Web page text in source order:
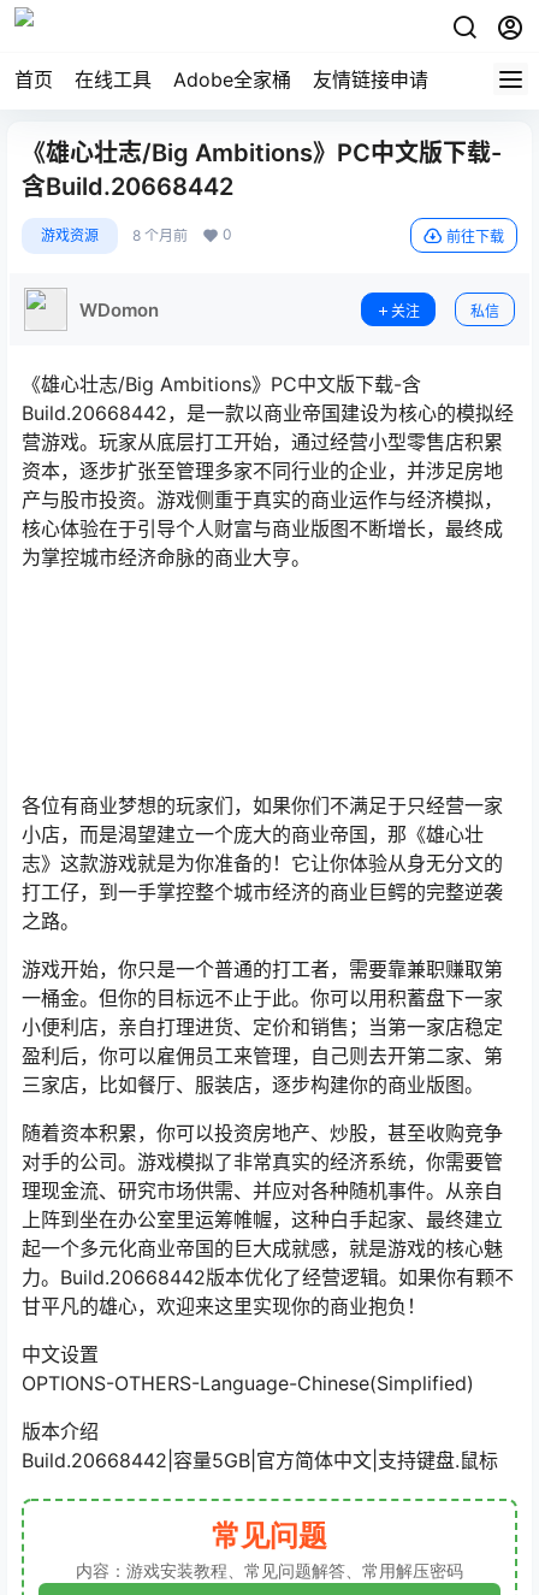
首页 在线工具 Adobe全家桶 友情链接申请
《雄心壮志/Big Ambitions》PC中文版下载-
含Build.20668442
游戏资源 8 个月前 0 前往下载
WDomon 关注 私信
《雄心壮志/Big Ambitions》PC中文版下载-含
Build.20668442，是一款以商业帝国建设为核心的模拟经
营游戏。玩家从底层打工开始，通过经营小型零售店积累
资本，逐步扩张至管理多家不同行业的企业，并涉足房地
产与股市投资。游戏侧重于真实的商业运作与经济模拟，
核心体验在于引导个人财富与商业版图不断增长，最终成
为掌控城市经济命脉的商业大亨。
各位有商业梦想的玩家们，如果你们不满足于只经营一家
小店，而是渴望建立一个庞大的商业帝国，那《雄心壮
志》这款游戏就是为你准备的！它让你体验从身无分文的
打工仔，到一手掌控整个城市经济的商业巨鳄的完整逆袭
之路。
游戏开始，你只是一个普通的打工者，需要靠兼职赚取第
一桶金。但你的目标远不止于此。你可以用积蓄盘下一家
小便利店，亲自打理进货、定价和销售；当第一家店稳定
盈利后，你可以雇佣员工来管理，自己则去开第二家、第
三家店，比如餐厅、服装店，逐步构建你的商业版图。
随着资本积累，你可以投资房地产、炒股，甚至收购竞争
对手的公司。游戏模拟了非常真实的经济系统，你需要管
理现金流、研究市场供需、并应对各种随机事件。从亲自
上阵到坐在办公室里运筹帷幄，这种白手起家、最终建立
起一个多元化商业帝国的巨大成就感，就是游戏的核心魅
力。Build.20668442版本优化了经营逻辑。如果你有颗不
甘平凡的雄心，欢迎来这里实现你的商业抱负！
中文设置
OPTIONS-OTHERS-Language-Chinese(Simplified)
版本介绍
Build.20668442|容量5GB|官方简体中文|支持键盘.鼠标
常见问题
内容：游戏安装教程、常见问题解答、常用解压密码